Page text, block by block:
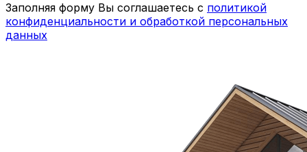
Заполняя форму Вы соглашаетесь с политикой
конфиденциальности и обработкой персональных
данных